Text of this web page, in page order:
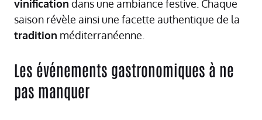
vinification dans une ambiance festive. Chaque
saison révèle ainsi une facette authentique de la
tradition méditerranéenne.
Les événements gastronomiques à ne
pas manquer